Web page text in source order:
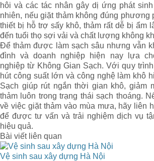
hôi và các tác nhân gây dị ứng phát
nhiên, nếu giặt thảm không đúng phương
thiết bị hỗ trợ sấy khô, thảm rất dễ bị ẩm
đến tuổi thọ sợi vải và chất lượng không
Để thảm được làm sạch sâu nhưng vẫn
đình và doanh nghiệp hiện nay lựa
nghiệp từ Không Gian Sạch. Với quy
hút công suất lớn và công nghệ làm khô
Sạch giúp rút ngắn thời gian khô, giảm
thảm luôn trong trạng thái sạch thoáng.
về việc giặt thảm vào mùa mưa, hãy liên
để được tư vấn và trải nghiệm dịch vụ
hiệu quả.
Bài viết liên quan
Vệ sinh sau xây dựng Hà Nội